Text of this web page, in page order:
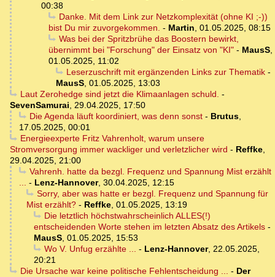
00:38
Danke. Mit dem Link zur Netzkomplexität (ohne KI ;-))
bist Du mir zuvorgekommen. - Martin, 01.05.2025, 08:15
Was bei der Spritzbrühe das Boostern bewirkt,
übernimmt bei "Forschung" der Einsatz von "KI" - MausS,
01.05.2025, 11:02
Leserzuschrift mit ergänzenden Links zur Thematik-
MausS, 01.05.2025, 13:03
Laut Zerohedge sind jetzt die Klimaanlagen schuld. -
SevenSamurai, 29.04.2025, 17:50
Die Agenda läuft koordiniert, was denn sonst- Brutus,
17.05.2025, 00:01
Energieexperte Fritz Vahrenholt, warum unsere
Stromversorgung immer wackliger und verletzlicher wird - Reffke,
29.04.2025, 21:00
Vahrenh. hatte da bezgl. Frequenz und Spannung Mist erzählt
... - Lenz-Hannover, 30.04.2025, 12:15
Sorry, aber was hatte er bezgl. Frequenz und Spannung für
Mist erzählt? - Reffke, 01.05.2025, 13:19
Die letztlich höchstwahrscheinlich ALLES(!)
entscheidenden Worte stehen im letzten Absatz des Artikels -
MausS, 01.05.2025, 15:53
Wo V. Unfug erzählte ... - Lenz-Hannover, 22.05.2025,
20:21
Die Ursache war keine politische Fehlentscheidung ... - Der